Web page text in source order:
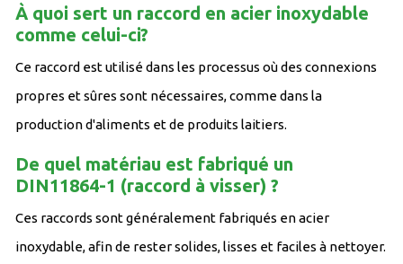
À quoi sert un raccord en acier inoxydable
comme celui-ci?
Ce raccord est utilisé dans les processus où des connexions
propres et sûres sont nécessaires, comme dans la
production d'aliments et de produits laitiers.
De quel matériau est fabriqué un
DIN11864-1 (raccord à visser) ?
Ces raccords sont généralement fabriqués en acier
inoxydable, afin de rester solides, lisses et faciles à nettoyer.